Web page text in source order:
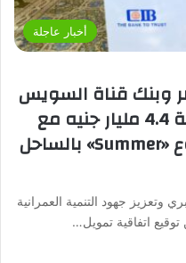
أخبار عاجلة
وبنك قناة السويس
يرتبان تمويلاً مشتركاً بقيمة 4.4 مليار جنيه مع
الأهلي صبور لتطوير مشروع «Summer» بالساحل
وتعزيز جهود التنمية العمرانية
اتفاقية تمويل…